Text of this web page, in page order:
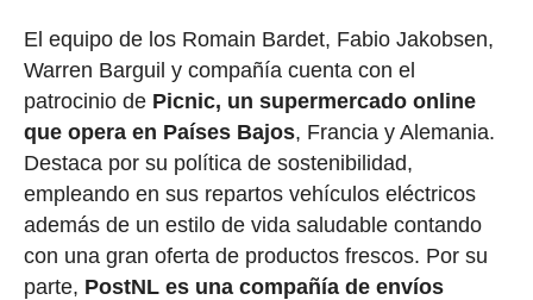
El equipo de los Romain Bardet, Fabio Jakobsen,
Warren Barguil y compañía cuenta con el
patrocinio de Picnic, un supermercado online
que opera en Países Bajos, Francia y Alemania.
Destaca por su política de sostenibilidad,
empleando en sus repartos vehículos eléctricos
además de un estilo de vida saludable contando
con una gran oferta de productos frescos. Por su
parte, PostNL es una compañía de envíos